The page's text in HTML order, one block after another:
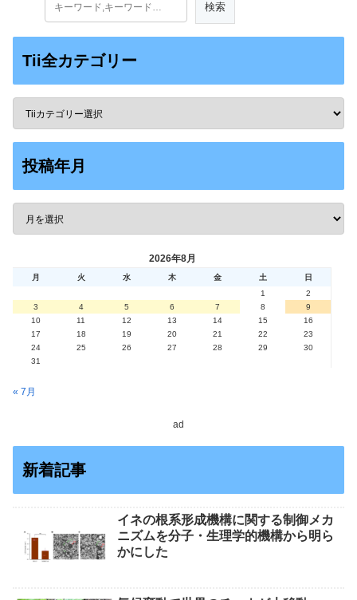
Tii全カテゴリー
投稿年月
2026年8月
月 火 水 木 金 土
日
1
2
3
4 5 6 7 8
9
10
11 12 13 14 15
16
17
18 19 20 21 22
23
24
25 26 27 28 29
30
31
« 7月
ad
新着記事
イネの根系形成機構に関する制御メカ
ニズムを分子・生理学的機構から明ら
かにした